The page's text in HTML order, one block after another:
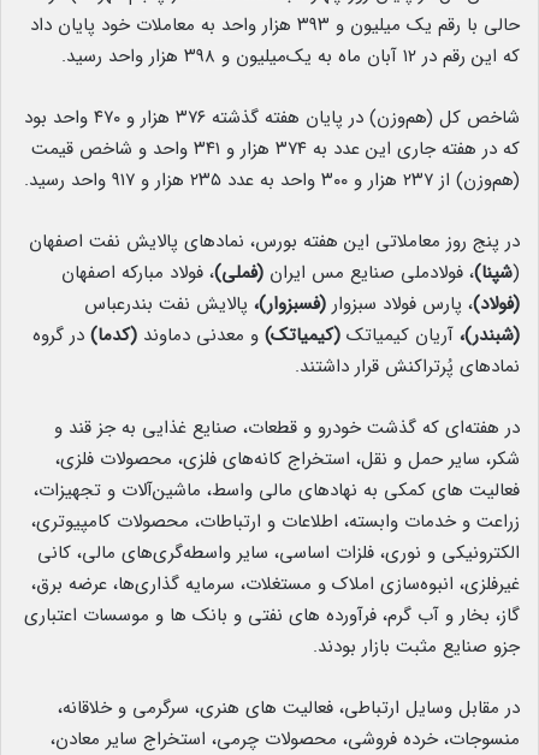
حالی با رقم یک میلیون و ۳۹۳ هزار واحد به معاملات خود پایان داد
که این رقم در ۱۲ آبان ماه به یک‌میلیون و ۳۹۸ هزار واحد رسید.
شاخص کل (هم‌وزن) در پایان هفته گذشته ۳۷۶ هزار و ۴۷۰ واحد بود
که در هفته جاری این عدد به ۳۷۴ هزار و ۳۴۱ واحد و شاخص قیمت
(هم‌وزن) از ۲۳۷ هزار و ۳۰۰ واحد به عدد ۲۳۵ هزار و ۹۱۷ واحد رسید.
در پنج روز معاملاتی این هفته بورس، نمادهای پالایش نفت اصفهان
(شپنا)، فولادملی صنایع مس ایران (فملی)، فولاد مبارکه اصفهان
(فولاد)، پارس فولاد سبزوار (فسبزوار)، پالایش نفت بندرعباس
(شبندر)، آریان کیمیاتک (کیمیاتک) و معدنی دماوند (کدما) در گروه
نمادهای پُرتراکنش قرار داشتند.
در هفته‌ای که گذشت خودرو و قطعات، صنایع غذایی به‌ جز قند و
شکر، سایر حمل و نقل، استخراج کانه‌های فلزی، محصولات فلزی،
فعالیت های کمکی به نهادهای مالی واسط، ماشین‌آلات و تجهیزات،
زراعت و خدمات وابسته، اطلاعات و ارتباطات، محصولات کامپیوتری،
الکترونیکی و نوری، فلزات اساسی، سایر واسطه‌گری‌های مالی، کانی
غیرفلزی، انبوه‌سازی املاک و مستغلات، سرمایه گذاری‌ها، عرضه برق،
گاز، بخار و آب گرم، فرآورده های نفتی و بانک ها و موسسات اعتباری
جزو صنایع مثبت بازار بودند.
در مقابل وسایل ارتباطی، فعالیت های هنری، سرگرمی و خلاقانه،
منسوجات، خرده فروشی، محصولات چرمی، استخراج سایر معادن،